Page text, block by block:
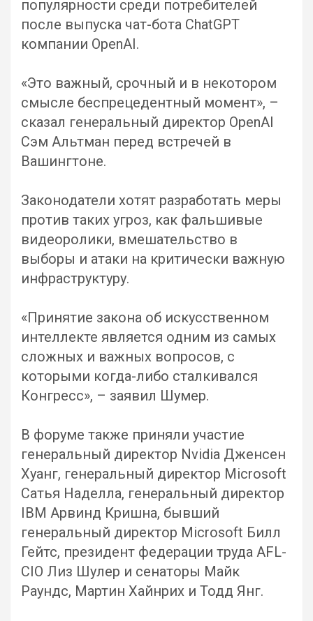
популярности среди потребителей
после выпуска чат-бота ChatGPT
компании OpenAI.
«Это важный, срочный и в некотором
смысле беспрецедентный момент», –
сказал генеральный директор OpenAI
Сэм Альтман перед встречей в
Вашингтоне.
Законодатели хотят разработать меры
против таких угроз, как фальшивые
видеоролики, вмешательство в
выборы и атаки на критически важную
инфраструктуру.
«Принятие закона об искусственном
интеллекте является одним из самых
сложных и важных вопросов, с
которыми когда-либо сталкивался
Конгресс», – заявил Шумер.
В форуме также приняли участие
генеральный директор Nvidia Дженсен
Хуанг, генеральный директор Microsoft
Сатья Наделла, генеральный директор
IBM Арвинд Кришна, бывший
генеральный директор Microsoft Билл
Гейтс, президент федерации труда AFL-
CIO Лиз Шулер и сенаторы Майк
Раундс, Мартин Хайнрих и Тодд Янг.